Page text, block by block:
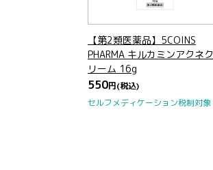
【第2類医薬品】5COINS
PHARMA キルカミンアクネク
リーム 16g
550円(税込)
セルフメディケーション税制対象